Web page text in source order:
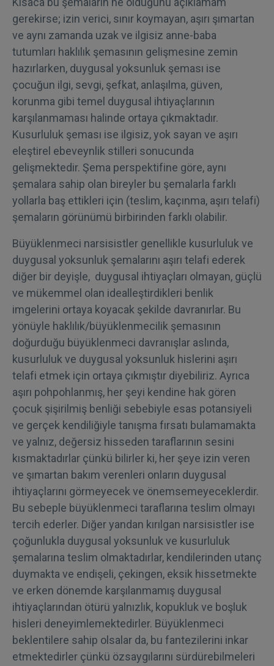
gerekirse; izin verici, sınır koymayan, aşırı şımartan
ve aynı zamanda uzak ve ilgisiz anne-baba
tutumları haklılık şemasının gelişmesine zemin
hazırlarken, duygusal yoksunluk şeması ise
çocuğun ilgi, sevgi, şefkat, anlaşılma, güven,
korunma gibi temel duygusal ihtiyaçlarının
karşılanmaması halinde ortaya çıkmaktadır.
Kusurluluk şeması ise ilgisiz, yok sayan ve aşırı
eleştirel ebeveynlik stilleri sonucunda
gelişmektedir. Şema perspektifine göre, aynı
şemalara sahip olan bireyler bu şemalarla farklı
yollarla baş ettikleri için (teslim, kaçınma, aşırı telafi)
şemaların görünümü birbirinden farklı olabilir.
Büyüklenmeci narsisistler genellikle kusurluluk ve
duygusal yoksunluk şemalarını aşırı telafi ederek
diğer bir deyişle, duygusal ihtiyaçları olmayan, güçlü
ve mükemmel olan idealleştirdikleri benlik
imgelerini ortaya koyacak şekilde davranırlar. Bu
yönüyle haklılık/büyüklenmecilik şemasının
doğurduğu büyüklenmeci davranışlar aslında,
kusurluluk ve duygusal yoksunluk hislerini aşırı
telafi etmek için ortaya çıkmıştır diyebiliriz. Ayrıca
aşırı pohpohlanmış, her şeyi kendine hak gören
çocuk şişirilmiş benliği sebebiyle esas potansiyeli
ve gerçek kendiliğiyle tanışma fırsatı bulamamakta
ve yalnız, değersiz hisseden taraflarının sesini
kısmaktadırlar çünkü bilirler ki, her şeye izin veren
ve şımartan bakım verenleri onların duygusal
ihtiyaçlarını görmeyecek ve önemsemeyeceklerdir.
Bu sebeple büyüklenmeci taraflarına teslim olmayı
tercih ederler. Diğer yandan kırılgan narsisistler ise
çoğunlukla duygusal yoksunluk ve kusurluluk
şemalarına teslim olmaktadırlar, kendilerinden utanç
duymakta ve endişeli, çekingen, eksik hissetmekte
ve erken dönemde karşılanmamış duygusal
ihtiyaçlarından ötürü yalnızlık, kopukluk ve boşluk
hisleri deneyimlemektedirler. Büyüklenmeci
beklentilere sahip olsalar da, bu fantezilerini inkar
etmektedirler çünkü özsaygılarını sürdürebilmeleri